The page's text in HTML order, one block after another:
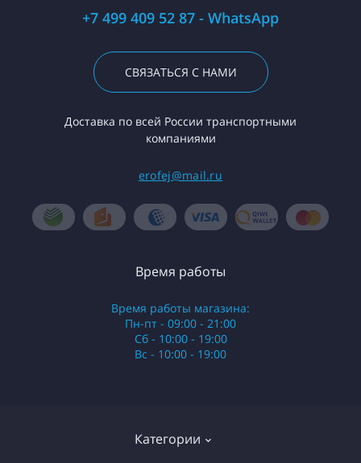
+7 499 409 52 87 - WhatsApp
СВЯЗАТЬСЯ С НАМИ
Доставка по всей России транспортными
компаниями
erofej@mail.ru
Категории
Время работы
Время работы магазина:
Пн-пт - 09:00 - 21:00
Сб - 10:00 - 19:00
Вс - 10:00 - 19:00